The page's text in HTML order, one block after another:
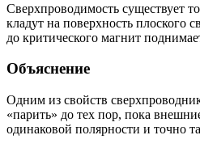
Сверхпроводимость существует
кладут на поверхность плоского
до критического магнит
Объяснение
Одним из свойств
«парить» до тех пор, пока
одинаковой полярности и точно